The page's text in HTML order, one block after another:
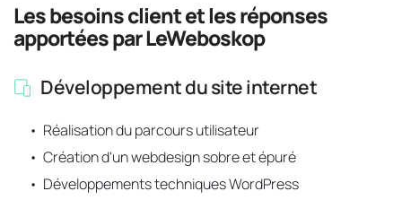
Les besoins client et les réponses
apportées par LeWeboskop
Développement du site internet
Réalisation du parcours utilisateur
Création d'un webdesign sobre et épuré
Développements techniques WordPress